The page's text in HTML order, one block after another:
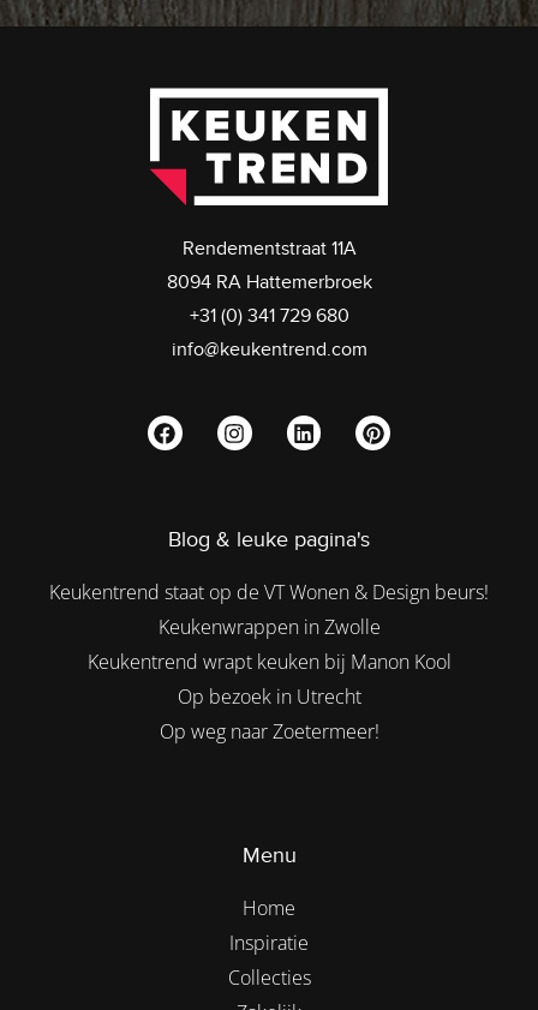
Rendementstraat 11A
8094 RA Hattemerbroek
+31 (0) 341 729 680
info@keukentrend.com
Blog & leuke pagina's
Keukentrend staat op de VT Wonen & Design beurs!
Keukenwrappen in Zwolle
Keukentrend wrapt keuken bij Manon Kool
Op bezoek in Utrecht
Op weg naar Zoetermeer!
Menu
Home
Inspiratie
Collecties